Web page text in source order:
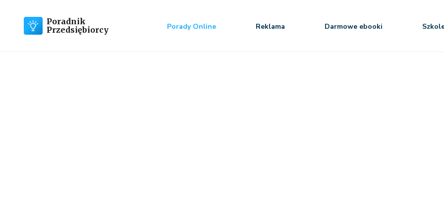
Poradnik
Przedsiębiorcy
Porady Online Reklama Darmowe ebooki